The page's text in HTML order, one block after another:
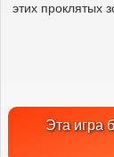
этих проклятых
Эта игра